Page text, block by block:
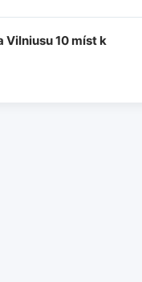
10 míst k